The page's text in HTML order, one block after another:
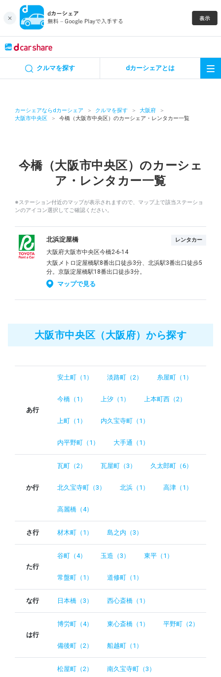
クルマを探す dカーシェアとは
カーシェアならdカーシェア クルマを探す
大阪府
大阪市中央区
今橋（大阪市中央区）のカーシェア・レンタカー一覧
今橋（大阪市中央区）のカーシェ
ア・レンタカー一覧
※ステーション付近のマップが表示されますので、マップ上で該当ステーショ
ンのアイコン選択してご確認ください。
北浜淀屋橋 レンタカー
大阪府大阪市中央区今橋2-6-14
大阪メトロ淀屋橋駅8番出口徒歩3分、北浜駅3番出口徒歩5
分。京阪淀屋橋駅18番出口徒歩3分。
マップで見る
大阪市中央区（大阪府）から探す
あ行
安土町（1） 淡路町（2） 糸屋町（1）
今橋（1） 上汐（1） 上本町西（2）
上町（1） 内久宝寺町（1）
内平野町（1） 大手通（1）
か行
瓦町（2） 瓦屋町（3） 久太郎町（6）
北久宝寺町（3） 北浜（1） 高津（1）
高麗橋（4）
さ行 材木町（1） 島之内（3）
た行
谷町（4） 玉造（3） 東平（1）
常盤町（1） 道修町（1）
な行 日本橋（3） 西心斎橋（1）
は行
博労町（4） 東心斎橋（1） 平野町（2）
備後町（2） 船越町（1）
松屋町（2） 南久宝寺町（3）
カーシェア
特集
アプリの使い方